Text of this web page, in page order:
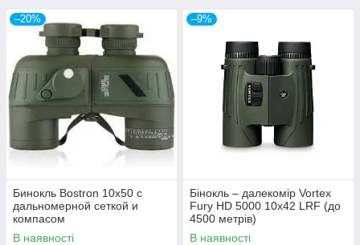
–20%
Бинокль Bostron 10x50 с
дальномерной сеткой и
компасом
В наявності
–9%
Бінокль – далекомір Vortex
Fury HD 5000 10х42 LRF (до
4500 метрів)
В наявності